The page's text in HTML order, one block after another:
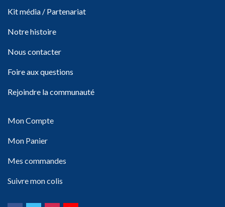
Kit média / Partenariat
Notre histoire
Nous contacter
Foire aux questions
Rejoindre la communauté
Mon Compte
Mon Panier
Mes commandes
Suivre mon colis